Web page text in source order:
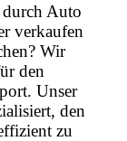
Auto
verkaufen
Wir
den
Unser
den
zu